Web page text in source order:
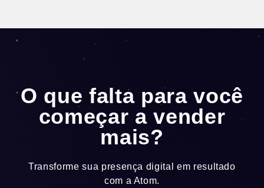
O que falta para você
começar a vender
mais?
Transforme sua presença digital em resultado
com a Atom.